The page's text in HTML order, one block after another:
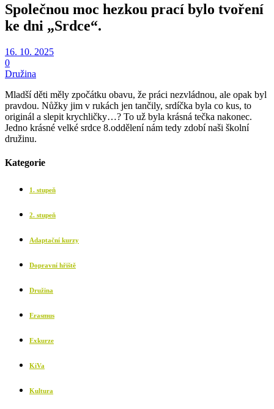
Společnou moc hezkou prací bylo tvoření
ke dni „Srdce“.
16. 10. 2025
0
Družina
Mladší děti měly zpočátku obavu, že práci nezvládnou, ale opak byl
pravdou. Nůžky jim v rukách jen tančily, srdíčka byla co kus, to
originál a slepit krychličky…? To už byla krásná tečka nakonec.
Jedno krásné velké srdce 8.oddělení nám tedy zdobí naši školní
družinu.
Kategorie
1. stupeň
2. stupeň
Adaptační kurzy
Dopravní hřiště
Družina
Erasmus
Exkurze
KiVa
Kultura